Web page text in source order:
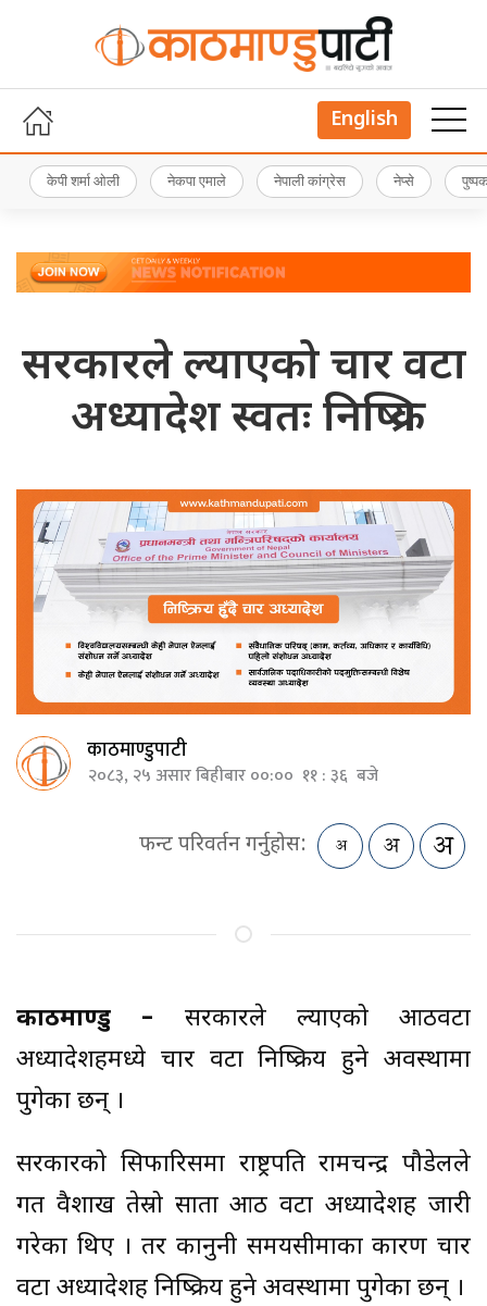
English
केपी शर्मा ओली नेकपा एमाले नेपाली कांग्रेस नेप्से
सरकारले ल्याएको चार वटा
अध्यादेश स्वतः निष्क्रिय
काठमाण्डुपाटी
२०८३, २५ असार बिहीबार ००:०० ११ : ३६ बजे
फन्ट परिवर्तन गर्नुहोस:
काठमाण्डु – सरकारले ल्याएको आठवटा
अध्यादेशहरूमध्ये चार वटा निष्क्रिय हुने अवस्थामा
पुगेका छन् ।
सरकारको सिफारिसमा राष्ट्रपति रामचन्द्र पौडेलले
गत वैशाख तेस्रो साता आठ वटा अध्यादेशहरू जारी
गरेका थिए । तर कानुनी समयसीमाका कारण चार
वटा अध्यादेशहरू निष्क्रिय हुने अवस्थामा पुगेका छन् ।